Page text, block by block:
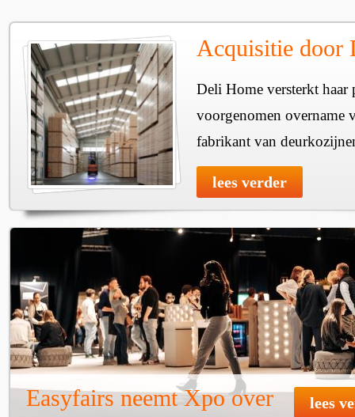
Acquisitie door
Deli Home versterkt haar
voorgenomen overname
fabrikant van
lees verder
Easyfairs neemt Xpo over lees